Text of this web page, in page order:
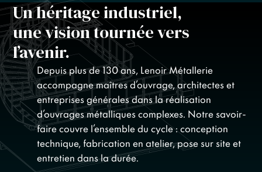
Un héritage industriel,
une vision tournée vers
l’avenir.
Depuis plus de 130 ans, Lenoir Métallerie
accompagne maîtres d’ouvrage, architectes et
entreprises générales dans la réalisation
d’ouvrages métalliques complexes. Notre savoir-
faire couvre l’ensemble du cycle : conception
technique, fabrication en atelier, pose sur site et
entretien dans la durée.